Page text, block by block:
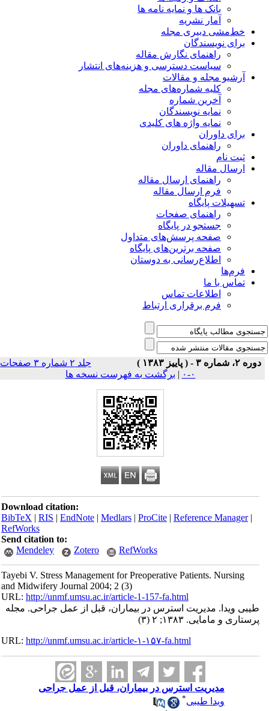
بانک ها و نمایه نامه ها
آمار نشریه
خط‌مشی دبیری مجله
برای نویسندگان
راهنمای نگارش مقاله
سیاست دسترسی و هزینه‌های انتشار
آرشیو مجله و مقالات
کلیه شماره‌های مجله
آخرین شماره
نمایه نویسندگان
نمایه واژه های کلیدی
برای داوران
راهنمای داوران
ثبت نام
ارسال مقاله
راهنمای ارسال مقاله
فرم ارسال مقاله
تسهیلات پایگاه
راهنمای صفحات
جستجو در پایگاه
صفحه پرسش‌های متداول
صفحه برترین‌های پایگاه
اطلاع‌رسانی به دوستان
فرم‌ها
تماس با ما
اطلاعات تماس
فرم برقراری ارتباط
دوره ۲، شماره ۳ - ( پاییز ۱۳۸۳ )
جلد ۲ شماره ۳ صفحات
| برگشت به فهرست نسخه ها
Download citation:
BibTeX|RIS|EndNote|Medlars|ProCite|Reference Manager
RefWorks
Send citation to:
Mendeley
Zotero RefWorks
Tayebi V. Stress Management for Preoperative Patients. Nursing
and Midwifery Journal 2004; 2 (3)
URL:http://unmf.umsu.ac.ir/article-1-157-fa.html
طیبی ویدا. مدیریت استرس در بیماران، قبل از عمل جراحی. مجله
پرستاری و مامایی. ۱۳۸۳; ۲ (۳)
URL:http://unmf.umsu.ac.ir/article-۱-۱۵۷-fa.html
مدیریت استرس در بیماران، قبل از عمل جراحی
ویدا طیبی